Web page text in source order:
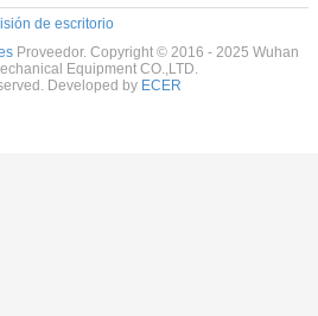
de escritorio
Proveedor. Copyright © 2016 - 2025 Wuhan
Equipment CO.,LTD.
Developed by ECER